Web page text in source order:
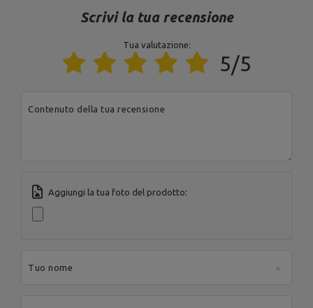
Ente responsabile
Spółka Komandytowa
MARBO Ulikowski
Spółka Komandytowa
Città:
Paese:
Indirizzo:
Codice postale:
Scrivi la tua recensione
Tua valutazione:
5/5
Contenuto della tua recensione
Aggiungi la tua foto del prodotto:
Tuo nome